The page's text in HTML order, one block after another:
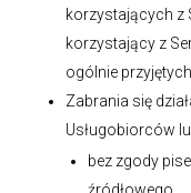
korzystających z
korzystający z
ogólnie przyjętych
Zabrania się
Usługobiorców
bez zgody